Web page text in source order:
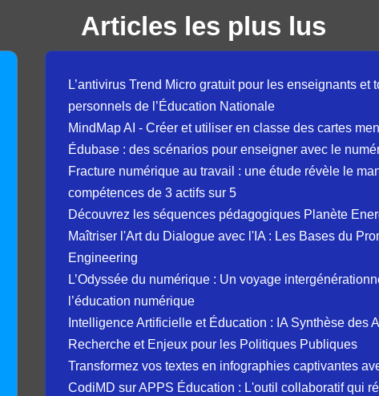
Articles les plus lus
L’antivirus Trend Micro gratuit pour les enseignants et
personnels de l’Éducation Nationale
MindMap AI - Créer et utiliser en classe des cartes
Édubase : des scénarios pour enseigner avec le
Fracture numérique au travail : une étude révèle le
compétences de 3 actifs sur 5
Découvrez les séquences pédagogiques Planète
Maîtriser l'Art du Dialogue avec l'IA : Les Bases du
Engineering
L’Odyssée du numérique : Un voyage
l’éducation numérique
Intelligence Artificielle et Éducation : IA Synthèse des
Recherche et Enjeux pour les Politiques Publiques
Transformez vos textes en infographies captivantes
CodiMD sur APPS Éducation : L'outil collaboratif qui